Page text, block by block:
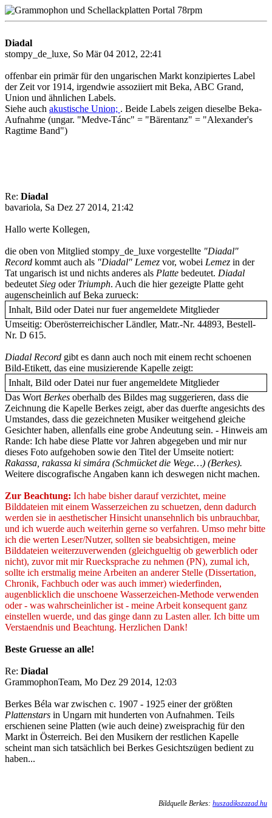
Diadal
stompy_de_luxe, So Mär 04 2012, 22:41
offenbar ein primär für den ungarischen Markt konzipiertes Label
der Zeit vor 1914, irgendwie assoziiert mit Beka, ABC Grand,
Union und ähnlichen Labels.
Siehe auch akustische Union; . Beide Labels zeigen dieselbe Beka-
Aufnahme (ungar. "Medve-Tánc" = "Bärentanz" = "Alexander's
Ragtime Band")
Re: Diadal
bavariola, Sa Dez 27 2014, 21:42
Hallo werte Kollegen,
die oben von Mitglied stompy_de_luxe vorgestellte "Diadal"
Record kommt auch als "Diadal" Lemez vor, wobei Lemez in der
Tat ungarisch ist und nichts anderes als Platte bedeutet. Diadal
bedeutet Sieg oder Triumph. Auch die hier gezeigte Platte geht
augenscheinlich auf Beka zurueck:
Inhalt, Bild oder Datei nur fuer angemeldete Mitglieder
Umseitig: Oberösterreichischer Ländler, Matr.-Nr. 44893, Bestell-
Nr. D 615.
Diadal Record gibt es dann auch noch mit einem recht schoenen
Bild-Etikett, das eine musizierende Kapelle zeigt:
Inhalt, Bild oder Datei nur fuer angemeldete Mitglieder
Das Wort Berkes oberhalb des Bildes mag suggerieren, dass die
Zeichnung die Kapelle Berkes zeigt, aber das duerfte angesichts des
Umstandes, dass die gezeichneten Musiker weitgehend gleiche
Gesichter haben, allenfalls eine grobe Andeutung sein. - Hinweis am
Rande: Ich habe diese Platte vor Jahren abgegeben und mir nur
dieses Foto aufgehoben sowie den Titel der Umseite notiert:
Rakassa, rakassa ki simára (Schmücket die Wege…) (Berkes).
Weitere discografische Angaben kann ich deswegen nicht machen.
Zur Beachtung: Ich habe bisher darauf verzichtet, meine
Bilddateien mit einem Wasserzeichen zu schuetzen, denn dadurch
werden sie in aesthetischer Hinsicht unansehnlich bis unbrauchbar,
und ich wuerde auch weiterhin gerne so verfahren. Umso mehr bitte
ich die werten Leser/Nutzer, sollten sie beabsichtigen, meine
Bilddateien weiterzuverwenden (gleichgueltig ob gewerblich oder
nicht), zuvor mit mir Ruecksprache zu nehmen (PN), zumal ich,
sollte ich erstmalig meine Arbeiten an anderer Stelle (Dissertation,
Chronik, Fachbuch oder was auch immer) wiederfinden,
augenblicklich die unschoene Wasserzeichen-Methode verwenden
oder - was wahrscheinlicher ist - meine Arbeit konsequent ganz
einstellen wuerde, und das ginge dann zu Lasten aller. Ich bitte um
Verstaendnis und Beachtung. Herzlichen Dank!
Beste Gruesse an alle!
Re: Diadal
GrammophonTeam, Mo Dez 29 2014, 12:03
Berkes Béla war zwischen c. 1907 - 1925 einer der größten
Plattenstars in Ungarn mit hunderten von Aufnahmen. Teils
erschienen seine Platten (wie auch deine) zweisprachig für den
Markt in Österreich. Bei den Musikern der restlichen Kapelle
scheint man sich tatsächlich bei Berkes Gesichtszügen bedient zu
haben...
Bildquelle Berkes: huszadikszazad.hu